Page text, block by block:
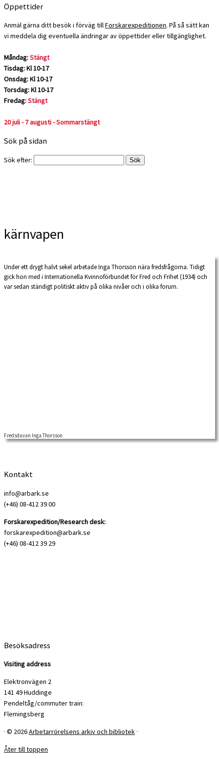
Öppettider
Anmäl gärna ditt besök i förväg tillForskarexpeditionen. På så sätt kan
vi meddela dig eventuella ändringar av öppettider eller tillgänglighet.
Måndag:Stängt
Tisdag: Kl 10-17
Onsdag: Kl 10-17
Torsdag: Kl 10-17
Fredag:Stängt
20 juli - 7 augusti - Sommarstängt
Sök på sidan
Sök efter:
kärnvapen
Under ett drygt halvt sekel arbetade Inga Thorsson nära fredsfrågorna. Tidigt
gick hon med i Internationella Kvinnoförbundet för Fred och Frihet (1934) och
var sedan ständigt politiskt aktiv på olika nivåer och i olika forum.
Fredsduvan Inga Thorsson
Kontakt
info@arbark.se
(+46) 08-412 39 00
Forskarexpedition/Research desk:
forskarexpedition@arbark.se
(+46) 08-412 39 29
Besöksadress
Visiting address
Elektronvägen 2
141 49 Huddinge
Pendeltåg/commuter train:
Flemingsberg
· © 2026Arbetarrörelsens arkiv och bibliotek ·
Åter till toppen